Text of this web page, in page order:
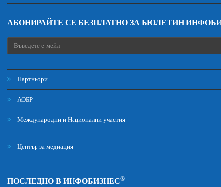
АБОНИРАЙТЕ СЕ БЕЗПЛАТНО ЗА БЮЛЕТИН
Партньори
АОБР
Международни и Национални участия
Център за медиация
ПОСЛЕДНО В ИНФОБИЗНЕС®